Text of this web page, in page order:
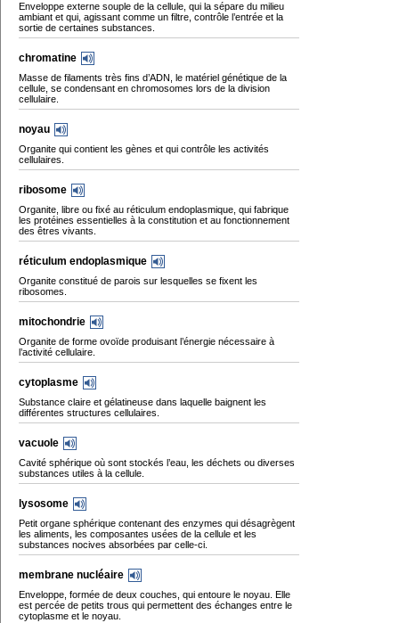
Enveloppe externe souple de la cellule, qui la sépare du milieu
ambiant et qui, agissant comme un filtre, contrôle l’entrée et la
sortie de certaines substances.
chromatine
Masse de filaments très fins d’ADN, le matériel génétique de la
cellule, se condensant en chromosomes lors de la division
cellulaire.
noyau
Organite qui contient les gènes et qui contrôle les activités
cellulaires.
ribosome
Organite, libre ou fixé au réticulum endoplasmique, qui fabrique
les protéines essentielles à la constitution et au fonctionnement
des êtres vivants.
réticulum endoplasmique
Organite constitué de parois sur lesquelles se fixent les
ribosomes.
mitochondrie
Organite de forme ovoïde produisant l’énergie nécessaire à
l’activité cellulaire.
cytoplasme
Substance claire et gélatineuse dans laquelle baignent les
différentes structures cellulaires.
vacuole
Cavité sphérique où sont stockés l’eau, les déchets ou diverses
substances utiles à la cellule.
lysosome
Petit organe sphérique contenant des enzymes qui désagrègent
les aliments, les composantes usées de la cellule et les
substances nocives absorbées par celle-ci.
membrane nucléaire
Enveloppe, formée de deux couches, qui entoure le noyau. Elle
est percée de petits trous qui permettent des échanges entre le
cytoplasme et le noyau.